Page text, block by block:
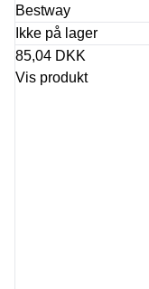
Bestway
Ikke på lager
85,04 DKK
Vis produkt